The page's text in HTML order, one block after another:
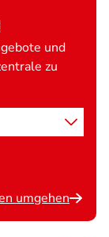
und
zu
umgehen